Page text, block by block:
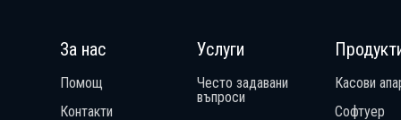
За нас
Помощ
Контакти
Услуги
Често задавани
въпроси
Касови
Софтуер